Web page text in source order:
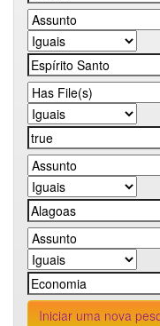
Iniciar uma nova